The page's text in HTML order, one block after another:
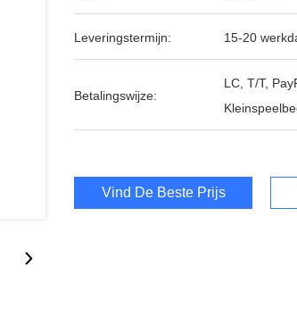
Leveringstermijn: 15-20
Betalingswijze:
LC, T/T,
Vind De Beste Prijs